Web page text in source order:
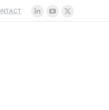
Qui est Miss K